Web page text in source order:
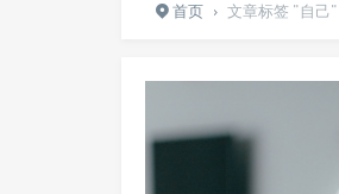
首页 › 文章标签 "自己"